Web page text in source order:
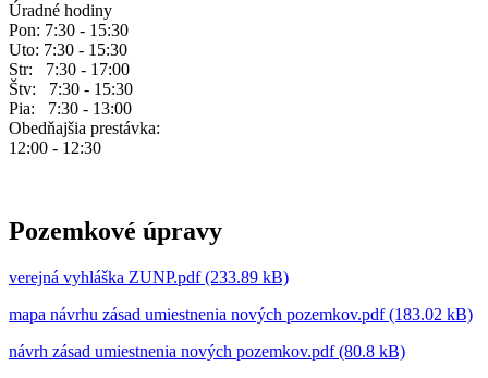
Úradné hodiny
Pon: 7:30 - 15:30
Uto: 7:30 - 15:30
Str: 7:30 - 17:00
Štv: 7:30 - 15:30
Pia: 7:30 - 13:00
Obedňajšia prestávka:
12:00 - 12:30
Pozemkové úpravy
verejná vyhláška ZUNP.pdf (233.89 kB)
mapa návrhu zásad umiestnenia nových pozemkov.pdf (183.02 kB)
návrh zásad umiestnenia nových pozemkov.pdf (80.8 kB)